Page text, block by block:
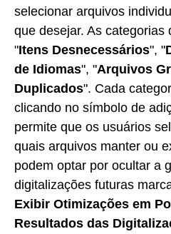
selecionar arquivos
que desejar. As categorias
"Itens Desnecessários", "
de Idiomas", "Arquivos
Duplicados". Cada
clicando no símbolo de
permite que os usuários
quais arquivos manter ou
podem optar por ocultar a
digitalizações futuras
Exibir Otimizações em
Resultados das